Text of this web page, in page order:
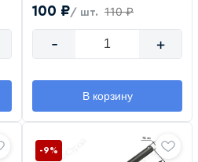
100 ₽/ шт. 110 ₽
- +
В корзину
-9%